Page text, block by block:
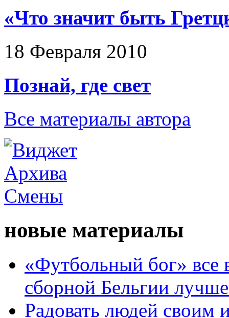
«Что значит быть
18 Февраля 2010
Познай, где свет
Все материалы автора
новые материалы
«Футбольный бог» все
сборной Бельгии
Радовать людей своим